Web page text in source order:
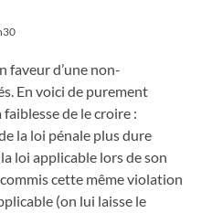
faveur d’une non-
En voici de purement
de le croire :
la loi pénale plus dure
loi applicable lors de son
cette même violation
(on lui laisse le